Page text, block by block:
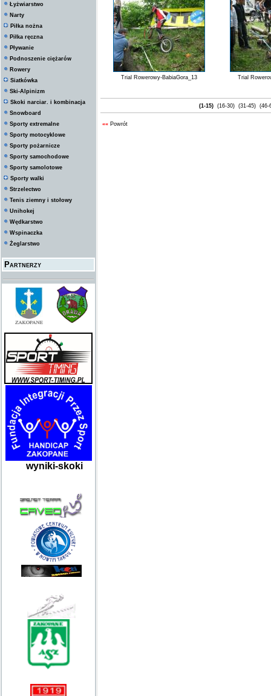
Łyżwiarstwo
Narty
Piłka nożna
Piłka ręczna
Pływanie
Podnoszenie ciężarów
Rowery
Siatkówka
Ski-Alpinizm
Skoki narciar. i kombinacja
Snowboard
Sporty extremalne
Sporty motocyklowe
Sporty pożarnicze
Sporty samochodowe
Sporty samolotowe
Sporty walki
Strzelectwo
Tenis ziemny i stołowy
Unihokej
Wędkarstwo
Wspinaczka
Żeglarstwo
Partnerzy
wyniki-skoki
Trial Rowerowy-BabiaGora_13 Trial
(1-15) (16-30) (31-45)
«« Powrót